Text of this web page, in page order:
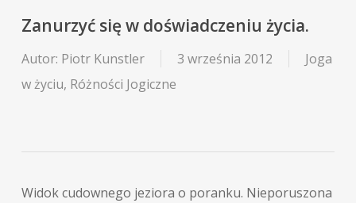
Zanurzyć się w doświadczeniu życia.
Autor: Piotr Kunstler 3 września 2012
Joga
w życiu, Różności Jogiczne
Widok cudownego jeziora o poranku. Nieporuszona